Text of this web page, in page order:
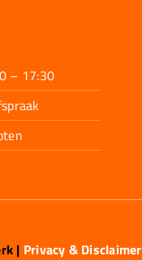
– 17:30
| Privacy & Disclaimer